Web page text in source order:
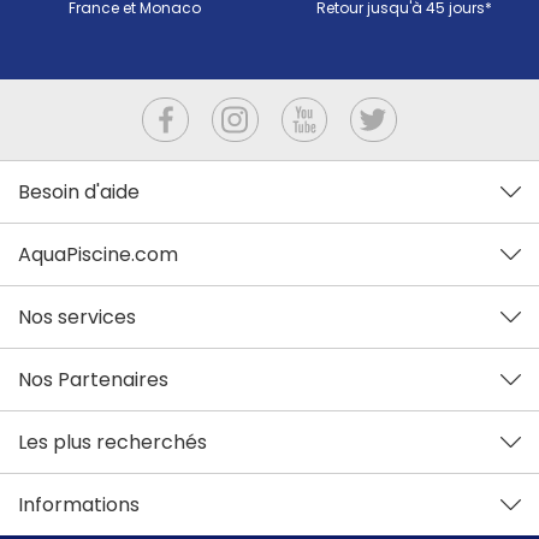
France et Monaco Retour jusqu'à 45 jours*
Besoin d'aide
AquaPiscine.com
Nos services
Nos Partenaires
Les plus recherchés
Informations